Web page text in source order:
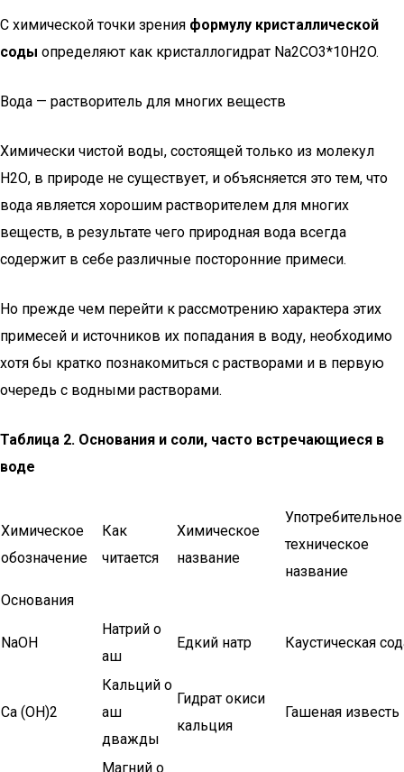
С химической точки зрения формулу кристаллической
соды определяют как кристаллогидрат Na2CO3*10H2O.
Вода — растворитель для многих веществ
Химически чистой воды, состоящей только из молекул
Н2О, в природе не существует, и объясняется это тем, что
вода является хорошим растворителем для многих
веществ, в результате чего природная вода всегда
содержит в себе различные посторонние примеси.
Но прежде чем перейти к рассмотрению характера этих
примесей и источников их попадания в воду, необходимо
хотя бы кратко познакомиться с растворами и в первую
очередь с водными растворами.
Таблица 2. Основания и соли, часто встречающиеся в
воде
Химическое
обозначение
Как
читается
Химическое
название
Употребительное
техническое
название
Основания
NaOH
Натрий о
аш
Едкий натр Каустическая
Са (ОН)2
Кальций о
аш
дважды
Гидрат окиси
кальция
Гашеная известь
Магний о